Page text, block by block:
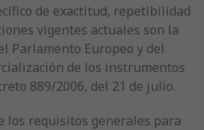
de exactitud, repetibilidad
vigentes actuales son la
Parlamento Europeo y del
de los instrumentos
889/2006, del 21 de julio.
los requisitos generales para